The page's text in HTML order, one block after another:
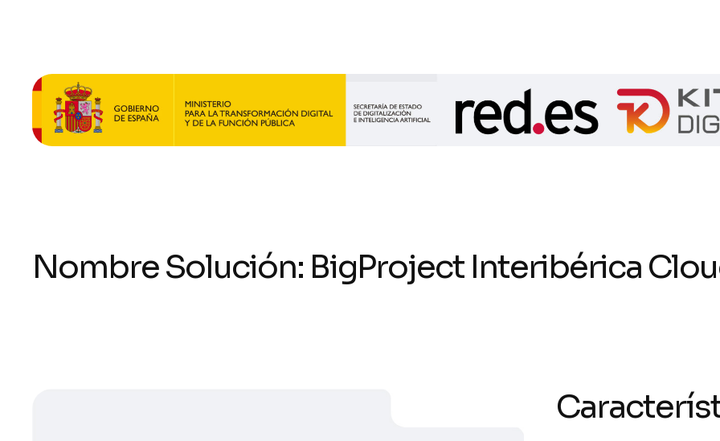
Nombre Solución: BigProject Interibérica
Caracterís